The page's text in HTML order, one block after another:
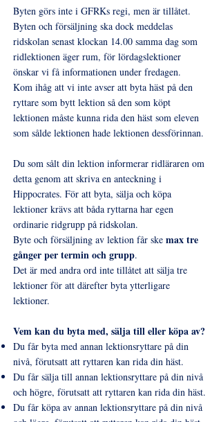
Byten görs inte i GFRKs regi, men är tillåtet.
Byten och försäljning ska dock meddelas
ridskolan senast klockan 14.00 samma dag som
ridlektionen äger rum, för lördagslektioner
önskar vi få informationen under fredagen.
Kom ihåg att vi inte avser att byta häst på den
ryttare som bytt lektion så den som köpt
lektionen måste kunna rida den häst som eleven
som sålde lektionen hade lektionen dessförinnan.
Du som sålt din lektion informerar ridläraren om
detta genom att skriva en anteckning i
Hippocrates. För att byta, sälja och köpa
lektioner krävs att båda ryttarna har egen
ordinarie ridgrupp på ridskolan.
Byte och försäljning av lektion får ske max tre
gånger per termin och grupp.
Det är med andra ord inte tillåtet att sälja tre
lektioner för att därefter byta ytterligare
lektioner.
Vem kan du byta med, sälja till eller köpa av?
Du får byta med annan lektionsryttare på din
nivå, förutsatt att ryttaren kan rida din häst.
Du får sälja till annan lektionsryttare på din nivå
och högre, förutsatt att ryttaren kan rida din häst.
Du får köpa av annan lektionsryttare på din nivå